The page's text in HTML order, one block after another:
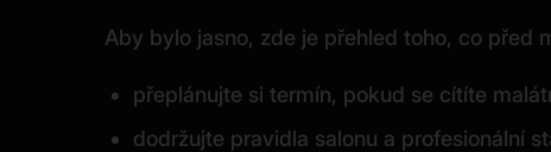
Aby bylo jasno, zde je přehled toho, co před
přeplánujte si termín, pokud se cítíte
dodržujte pravidla salonu a profesionální